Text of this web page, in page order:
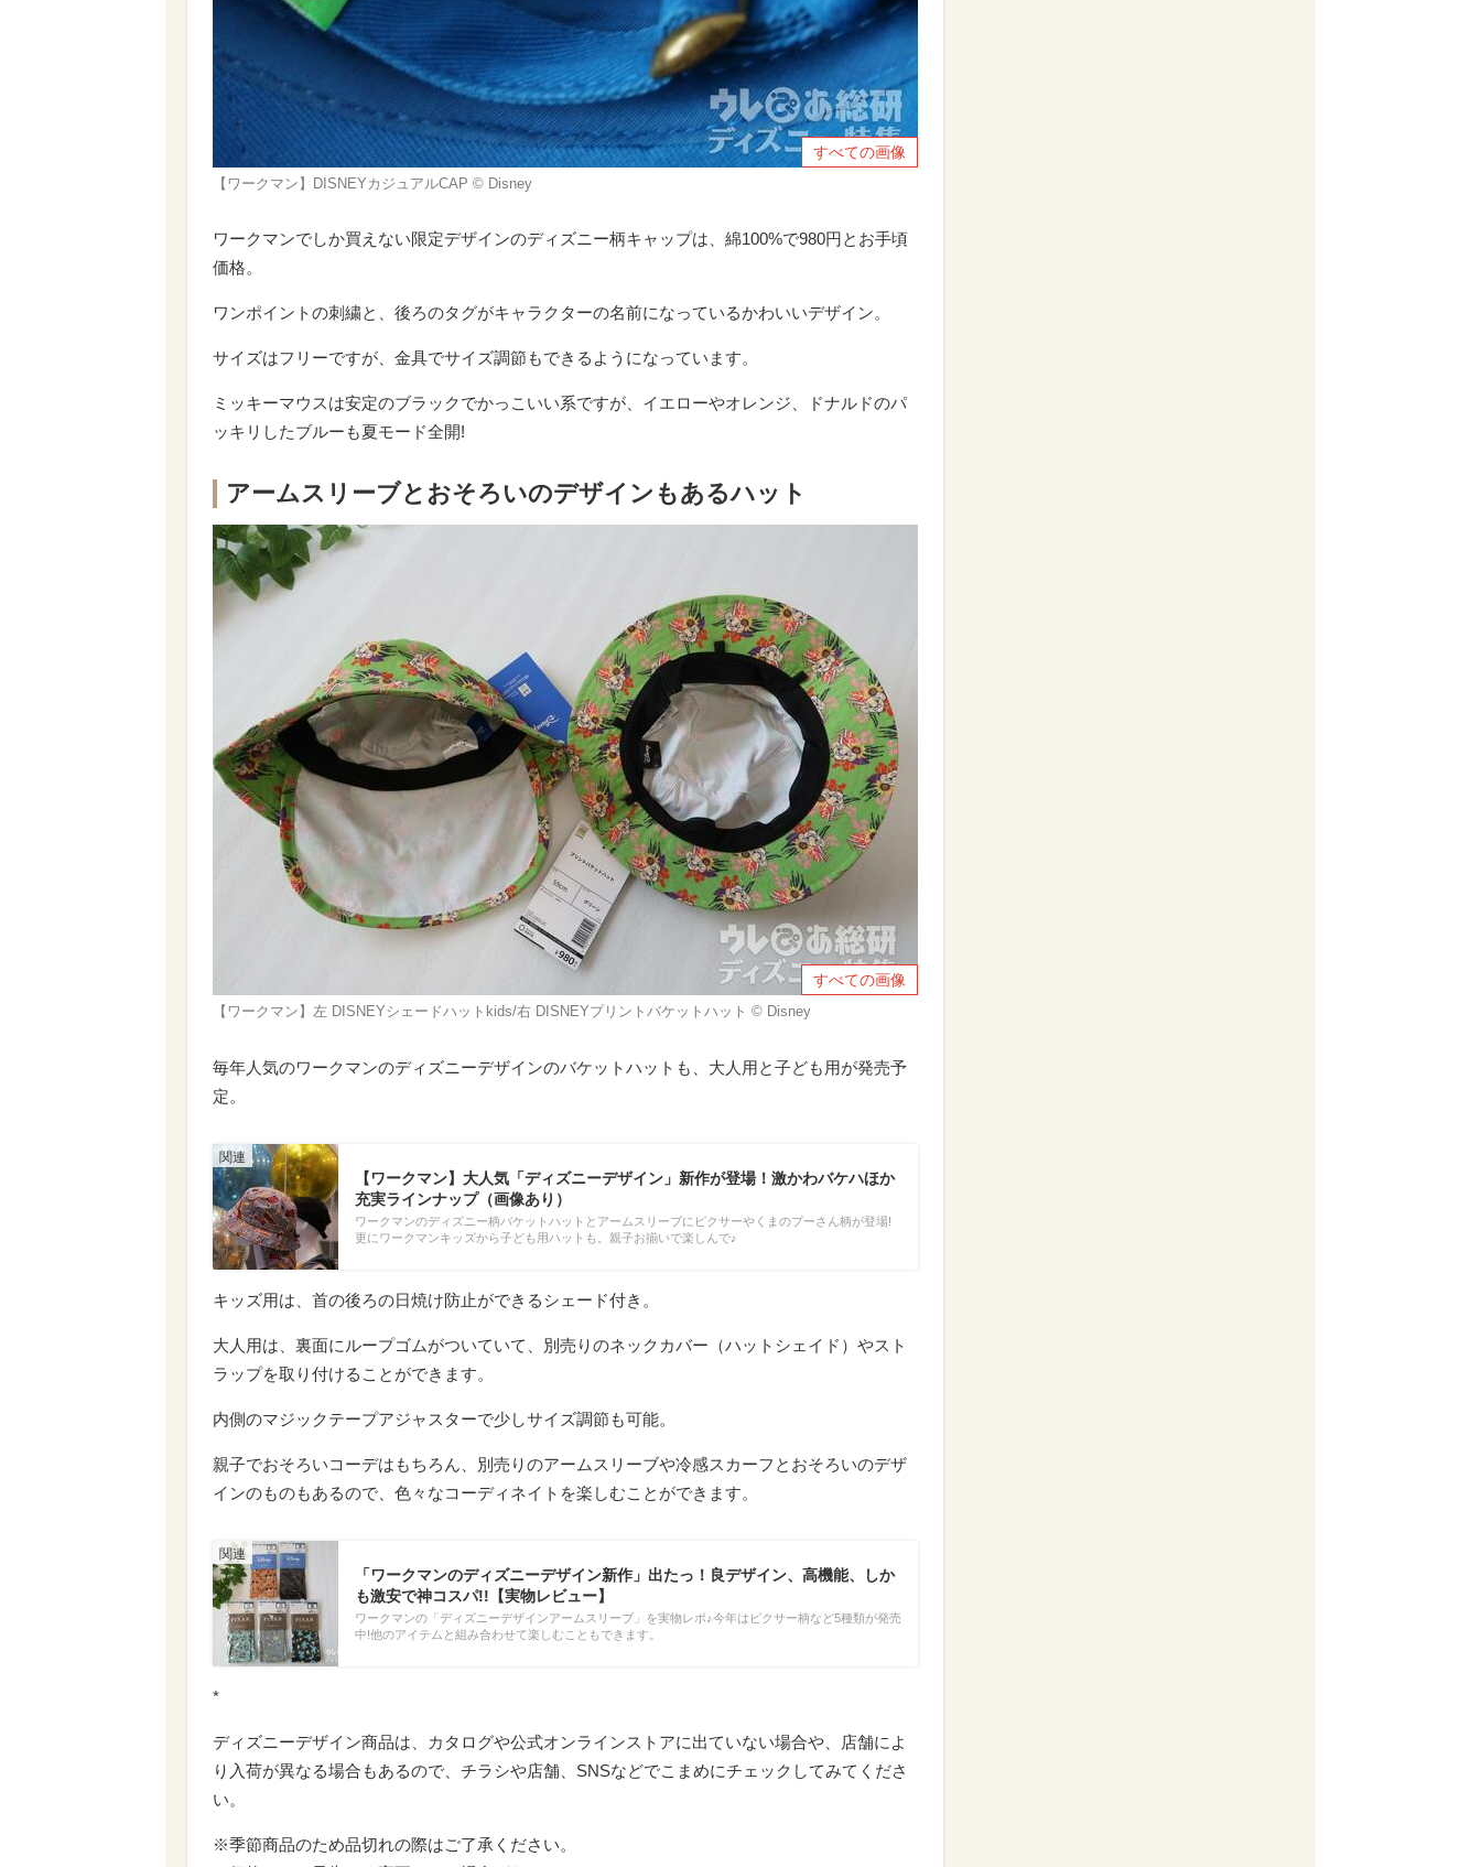
すべての画像
【ワークマン】DISNEYカジュアルCAP © Disney
ワークマンでしか買えない限定デザインのディズニー柄キャップは、綿100%で980円とお手頃
価格。
ワンポイントの刺繍と、後ろのタグがキャラクターの名前になっているかわいいデザイン。
サイズはフリーですが、金具でサイズ調節もできるようになっています。
ミッキーマウスは安定のブラックでかっこいい系ですが、イエローやオレンジ、ドナルドのパ
ッキリしたブルーも夏モード全開!
アームスリーブとおそろいのデザインもあるハット
すべての画像
【ワークマン】左 DISNEYシェードハットkids/右 DISNEYプリントバケットハット © Disney
毎年人気のワークマンのディズニーデザインのバケットハットも、大人用と子ども用が発売予
定。
【ワークマン】大人気「ディズニーデザイン」新作が登場！激かわバケハほか
充実ラインナップ（画像あり）
ワークマンのディズニー柄バケットハットとアームスリーブにピクサーやくまのプーさん柄が登場!
更にワークマンキッズから子ども用ハットも。親子お揃いで楽しんで♪
キッズ用は、首の後ろの日焼け防止ができるシェード付き。
大人用は、裏面にループゴムがついていて、別売りのネックカバー（ハットシェイド）やスト
ラップを取り付けることができます。
内側のマジックテープアジャスターで少しサイズ調節も可能。
親子でおそろいコーデはもちろん、別売りのアームスリーブや冷感スカーフとおそろいのデザ
インのものもあるので、色々なコーディネイトを楽しむことができます。
「ワークマンのディズニーデザイン新作」出たっ！良デザイン、高機能、しか
も激安で神コスパ!!【実物レビュー】
ワークマンの「ディズニーデザインアームスリーブ」を実物レポ♪今年はピクサー柄など5種類が発売
中!他のアイテムと組み合わせて楽しむこともできます。
*
ディズニーデザイン商品は、カタログや公式オンラインストアに出ていない場合や、店舗によ
り入荷が異なる場合もあるので、チラシや店舗、SNSなどでこまめにチェックしてみてくださ
い。
※季節商品のため品切れの際はご了承ください。